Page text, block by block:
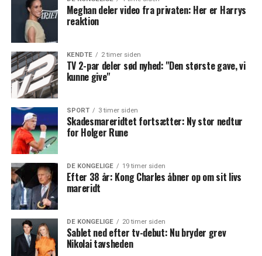
Meghan deler video fra privaten: Her er Harrys
reaktion
KENDTE 2 timer siden
TV 2-par deler sød nyhed: "Den største gave, vi
kunne give"
SPORT 3 timer siden
Skadesmareridtet fortsætter: Ny stor nedtur
for Holger Rune
DE KONGELIGE 19 timer siden
Efter 38 år: Kong Charles åbner op om sit livs
mareridt
DE KONGELIGE 20 timer siden
Sablet ned efter tv-debut: Nu bryder grev
Nikolai tavsheden